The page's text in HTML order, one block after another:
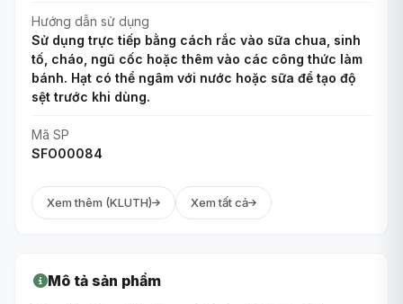
Hướng dẫn sử dụng
Sử dụng trực tiếp bằng cách rắc vào sữa chua, sinh
tố, cháo, ngũ cốc hoặc thêm vào các công thức làm
bánh. Hạt có thể ngâm với nước hoặc sữa để tạo độ
sệt trước khi dùng.
Mã SP
SFO00084
Xem thêm (KLUTH) Xem tất cả
Mô tả sản phẩm